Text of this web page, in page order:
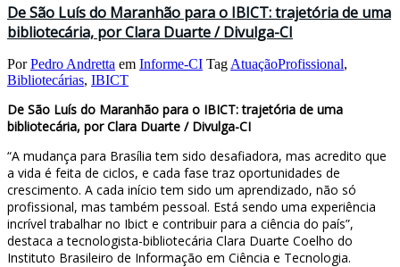
De São Luís do Maranhão para o IBICT: trajetória de uma
bibliotecária, por Clara Duarte / Divulga-CI
PorPedro Andretta em Informe-CI Tag AtuaçãoProfissional,
Bibliotecárias, IBICT
De São Luís do Maranhão para o IBICT: trajetória de uma
bibliotecária, por Clara Duarte / Divulga-CI
“A mudança para Brasília tem sido desafiadora, mas acredito que
a vida é feita de ciclos, e cada fase traz oportunidades de
crescimento. A cada início tem sido um aprendizado, não só
profissional, mas também pessoal. Está sendo uma experiência
incrível trabalhar no Ibict e contribuir para a ciência do país”,
destaca a tecnologista-bibliotecária Clara Duarte Coelho do
Instituto Brasileiro de Informação em Ciência e Tecnologia.